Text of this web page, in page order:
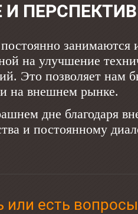
И
занимаются
на улучшение
Это позволяет нам
на внешнем рынке.
дне благодаря
и постоянному
или есть